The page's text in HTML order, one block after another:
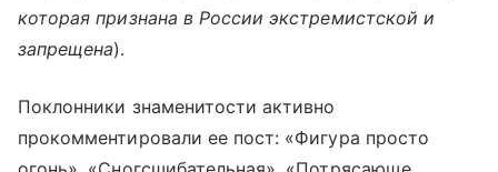
которая признана в России экстремистской и
запрещена).
Поклонники знаменитости активно
прокомментировали ее пост: «Фигура просто